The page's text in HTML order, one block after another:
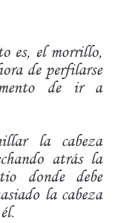
es, el morrillo,
de perfilarse
de ir a
la cabeza
atrás la
donde debe
la cabeza